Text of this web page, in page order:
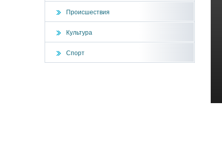
Происшествия
Культура
Спорт